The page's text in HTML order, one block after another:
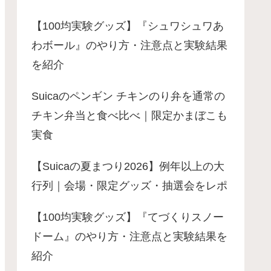
【100均実験グッズ】『シュワシュワあ
わボール』のやり方・注意点と実験結果
を紹介
Suicaのペンギン チキンのり弁を通常の
チキン弁当と食べ比べ｜限定かまぼこも
実食
【Suicaの夏まつり2026】例年以上の大
行列｜会場・限定グッズ・抽選会をレポ
【100均実験グッズ】『てづくりスノー
ドーム』のやり方・注意点と実験結果を
紹介